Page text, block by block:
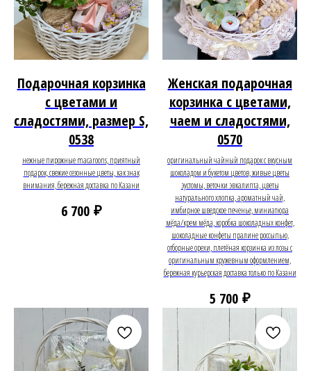
Подарочная корзинка
с цветами и
сладостями, размер S,
0538
нежные пирожные macaroons, приятный
подарок, свежие сезонные цветы, как знак
внимания, бережная доставка по Казани
6 700 ₽
Женская подарочная
корзинка с цветами,
чаем и сладостями,
0570
оригинальный чайный подарок с вкусным
шоколадом и букетом цветов, живые цветы
эустомы, веточки эвкалипта, цветы
натурального хлопка, ароматный чай,
имбирное шведское печенье, миниатюра
мёда/крем мёда, коробка шоколадных конфет,
шоколадные конфеты пралине россыпью,
отборные орехи, плетёная корзинка из лозы с
оригинальным кружевным оформлением,
бережная курьерская доставка только по Казани
5 700 ₽